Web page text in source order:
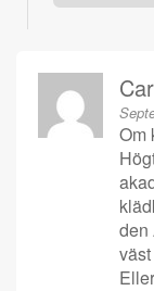
Om
den